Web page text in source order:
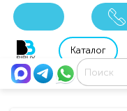
8 800 201 92 06
Каталог